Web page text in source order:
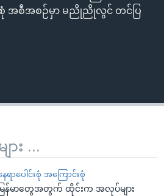
းစုံ အစီအစဉ်မှာ မညိုညိုလွင် တင်ပြ
း ...
ေရာပေါင်းစုံ အကြောင်းစုံ
မြန်မာတွေအတွက် ထိုင်းက အလုပ်များ